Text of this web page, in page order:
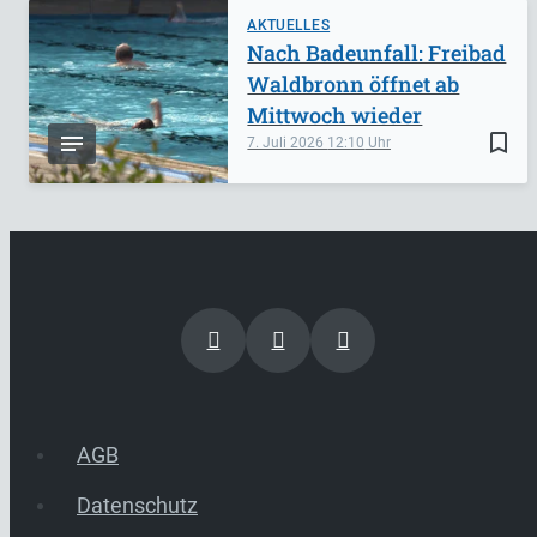
AKTUELLES
bookmark_border
7. Juli 2026 12:10
Nach Badeunfall: Freibad
Waldbronn öffnet ab
Mittwoch wieder
AGB
Datenschutz